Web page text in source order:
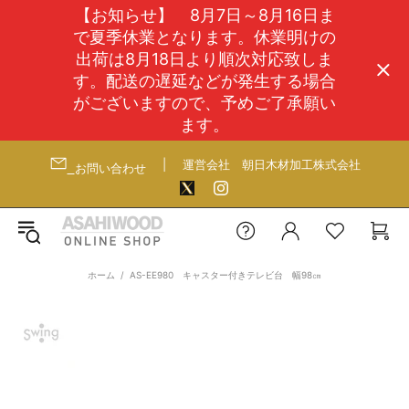
【お知らせ】 8月7日～8月16日ま
で夏季休業となります。休業明けの
出荷は8月18日より順次対応致しま
す。配送の遅延などが発生する場合
がございますので、予めご了承願い
ます。
お問い合わせ 運営会社 朝日木材加工株式会社
ホーム AS-EE980 キャスター付きテレビ台 幅98㎝